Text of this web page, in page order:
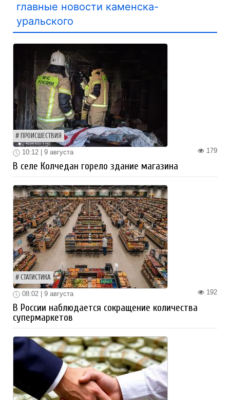
главные новости каменска-
уральского
ПРОИСШЕСТВИЯ
179
10:12 | 9 августа
В селе Колчедан горело здание магазина
СТАТИСТИКА
192
08:02 | 9 августа
В России наблюдается сокращение количества
супермаркетов